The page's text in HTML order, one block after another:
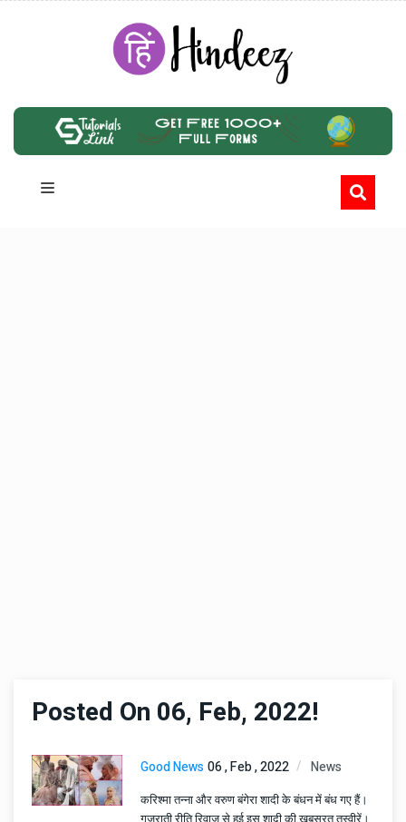
Posted On 06, Feb, 2022!
Good News06 , Feb , 2022 News
करिश्मा तन्ना और वरुण बंगेरा शादी के बंधन में बंध गए हैं।